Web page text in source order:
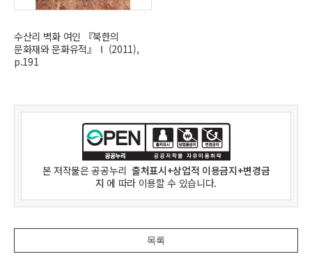
수산리 벽화 여인 『북한의
문화재와 문화유적』Ⅰ (2011),
p.191
본 저작물은공공누리 출처표시+상업적 이용금지+변경금
지 에 따라 이용할 수 있습니다.
목록